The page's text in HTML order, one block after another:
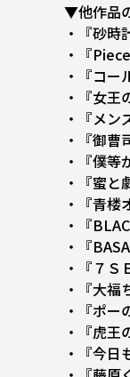
▼他作品
・『砂時
・『
・『コー
・『女王
・『メン
・『御曹
・『僕等
・『蜜と
・『青楼
・『
・『
・『７Ｓ
・『大福
・『ポー
・『虎王
・『今日